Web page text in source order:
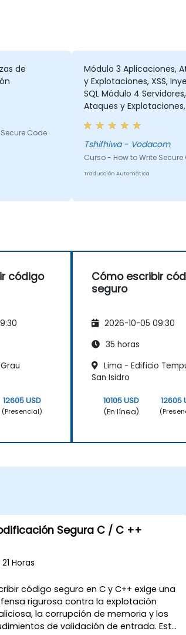
de
Code
Módulo 3 Aplicaciones,
y Explotaciones, XSS,
SQL Módulo 4 Servidores,
Ataques y Explotaciones,
BOF
Tshifhiwa - Vodacom
Curso - How to Write Secure
Traducción Automática
código
12605 USD
(Presencial)
Cómo escribir
seguro
2026-10-05 09:30
35 horas
Lima - Edificio
San Isidro
10105 USD
(En línea)
12605
Segura C / C ++
21 Horas
código seguro en C y C++ exige una
rigurosa contra la explotación
la corrupción de memoria y los
de validación de entrada. Este